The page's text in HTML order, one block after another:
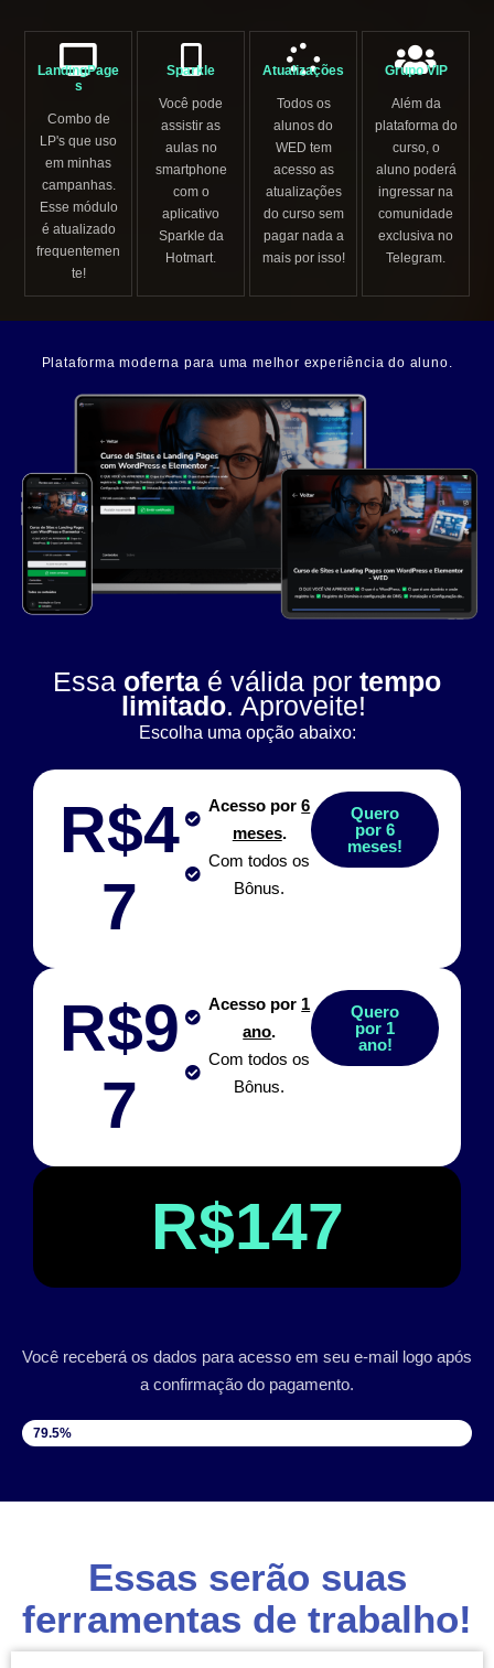
LandingPage
s
Combo de
LP's que uso
em minhas
campanhas.
Esse módulo
é atualizado
frequentemen
te!
Sparkle
Você pode
assistir as
aulas no
smartphone
com o
aplicativo
Sparkle da
Hotmart.
Atualizações
Todos os
alunos do
WED tem
acesso as
atualizações
do curso sem
pagar nada a
mais por isso!
Grupo VIP
Além da
plataforma do
curso, o
aluno poderá
ingressar na
comunidade
exclusiva no
Telegram.
Plataforma moderna para uma melhor experiência do aluno.
Essa oferta é válida por tempo
limitado. Aproveite!
Escolha uma opção abaixo:
R$4
7
Acesso por6
meses.
Com todos os
Bônus.
Quero
por 6
meses!
R$9
7
Acesso por 1
ano.
Com todos os
Bônus.
Quero
por 1
ano!
R$147
Você receberá os dados para acesso em seu e-mail logo após
a confirmação do pagamento.
VAGAS DISPONÍVEIS
79.5%
Essas serão suas
ferramentas de trabalho!